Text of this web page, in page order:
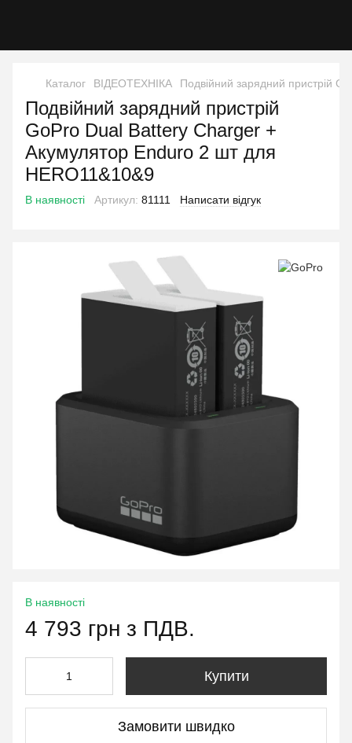
Каталог ВІДЕОТЕХНІКА Подвійний зарядний пристрій
Подвійний зарядний пристрій
GoPro Dual Battery Charger +
Акумулятор Enduro 2 шт для
HERO11&10&9
В наявності Артикул: 81111 Написати відгук
В наявності
4 793 грн з ПДВ.
Купити
Замовити швидко